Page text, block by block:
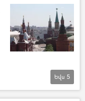
Դոնբասի պաշտպանություն. ՌԴ–ի ռազմական հատուկ գործողությունը Ուկրաինայում
Եվս 5